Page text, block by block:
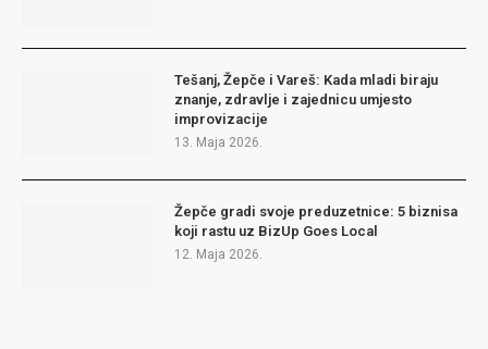
Tešanj, Žepče i Vareš: Kada mladi biraju
znanje, zdravlje i zajednicu umjesto
improvizacije
13. Maja 2026.
Žepče gradi svoje preduzetnice: 5 biznisa
koji rastu uz BizUp Goes Local
12. Maja 2026.